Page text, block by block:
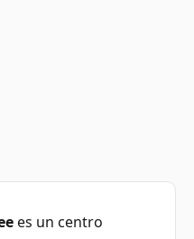
es un centro